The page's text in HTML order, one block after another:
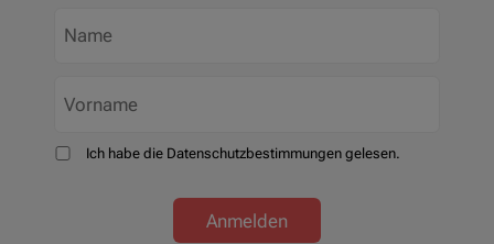
Ich habe die Datenschutzbestimmungen gelesen.
Anmelden